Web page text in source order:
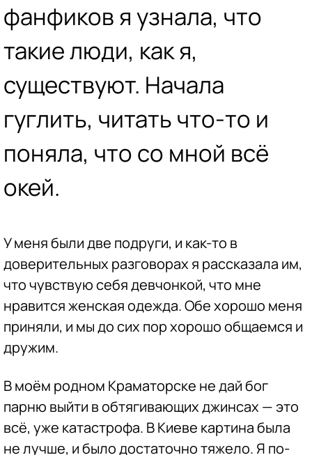
фанфиков я узнала, что
такие люди, как я,
существуют. Начала
гуглить, читать что-то и
поняла, что со мной всё
окей.
У меня были две подруги, и как-то в
доверительных разговорах я рассказала им,
что чувствую себя девчонкой, что мне
нравится женская одежда. Обе хорошо меня
приняли, и мы до сих пор хорошо общаемся и
дружим.
В моём родном Краматорске не дай бог
парню выйти в обтягивающих джинсах — это
всё, уже катастрофа. В Киеве картина была
не лучше, и было достаточно тяжело. Я по-